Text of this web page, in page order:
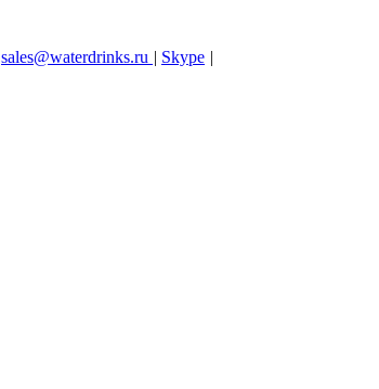
sales@waterdrinks.ru | Skype |